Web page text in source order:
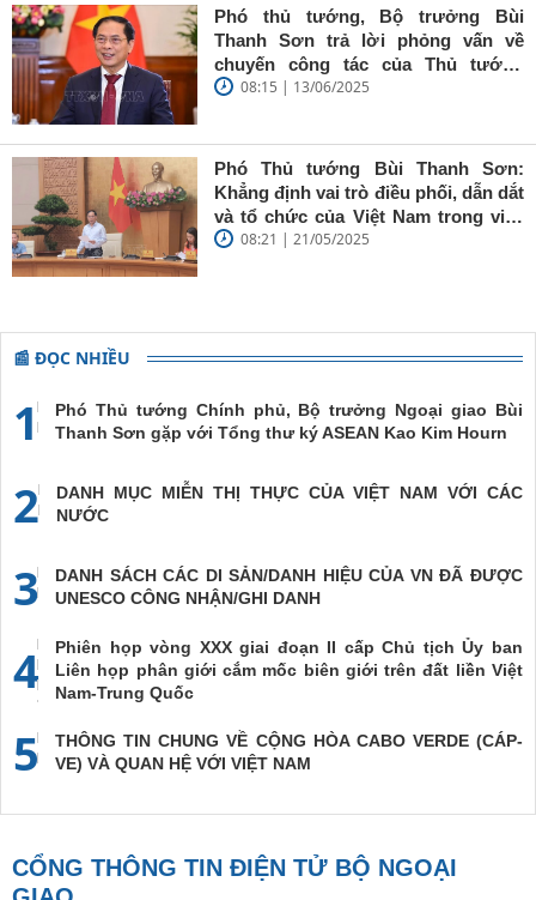
báo trẻ cần
giữ vững
'tâm trong,
Phó thủ tướng, Bộ trưởng Bùi
Thanh Sơn trả lời phỏng vấn về
chuyến công tác của Thủ tướng
Chính phủ đến Estonia, Pháp và
08:15 | 13/06/2025
Phó Thủ tướng Bùi Thanh Sơn:
Khẳng định vai trò điều phối, dẫn dắt
và tổ chức của Việt Nam trong việc
đề cao chủ nghĩa đa phương, đoàn
08:21 | 21/05/2025
📰 ĐỌC NHIỀU
1
Phó Thủ tướng Chính phủ, Bộ trưởng Ngoại giao Bùi
Thanh Sơn gặp với Tổng thư ký ASEAN Kao Kim Hourn
2
DANH MỤC MIỄN THỊ THỰC CỦA VIỆT NAM VỚI CÁC
NƯỚC
3
DANH SÁCH CÁC DI SẢN/DANH HIỆU CỦA VN ĐÃ ĐƯỢC
UNESCO CÔNG NHẬN/GHI DANH
4
Phiên họp vòng XXX giai đoạn II cấp Chủ tịch Ủy ban
Liên họp phân giới cắm mốc biên giới trên đất liền Việt
Nam-Trung Quốc
5
THÔNG TIN CHUNG VỀ CỘNG HÒA CABO VERDE (CÁP-
VE) VÀ QUAN HỆ VỚI VIỆT NAM
CỔNG THÔNG TIN ĐIỆN TỬ BỘ NGOẠI